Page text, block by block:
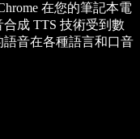
在您的筆記本電
成 TTS 技術受到數
音在各種語言和口音